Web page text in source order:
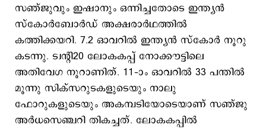
സഞ്ജുവും ഇഷാനും ഒന്നിച്ചതോടെ ഇന്ത്യൻ
സ്കോർബോർഡ് അക്ഷരാർഥത്തിൽ
കത്തിക്കയറി. 7.2 ഓവറിൽ ഇന്ത്യൻ സ്കോർ നൂറു
കടന്നു. ട്വന്റി20 ലോകകപ്പ് നോക്കൗട്ടിലെ
അതിവേഗ നൂറാണിത്. 11–ാം ഓവറിൽ 33 പന്തിൽ
മൂന്നു സിക്സറുടകളുടെയും നാലു
ഫോറുകളുടെയും അകമ്പടിയോടെയാണ് സഞ്ജു
അർധസെഞ്ചറി തികച്ചത്. ലോകകപ്പിൽ